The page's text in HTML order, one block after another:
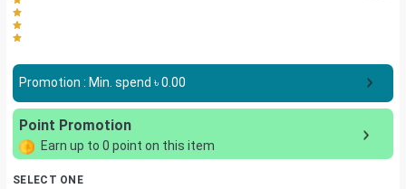
Promotion : Min. spend ৳0.00
Point Promotion
Earn up to 0 point on this item
SELECT ONE